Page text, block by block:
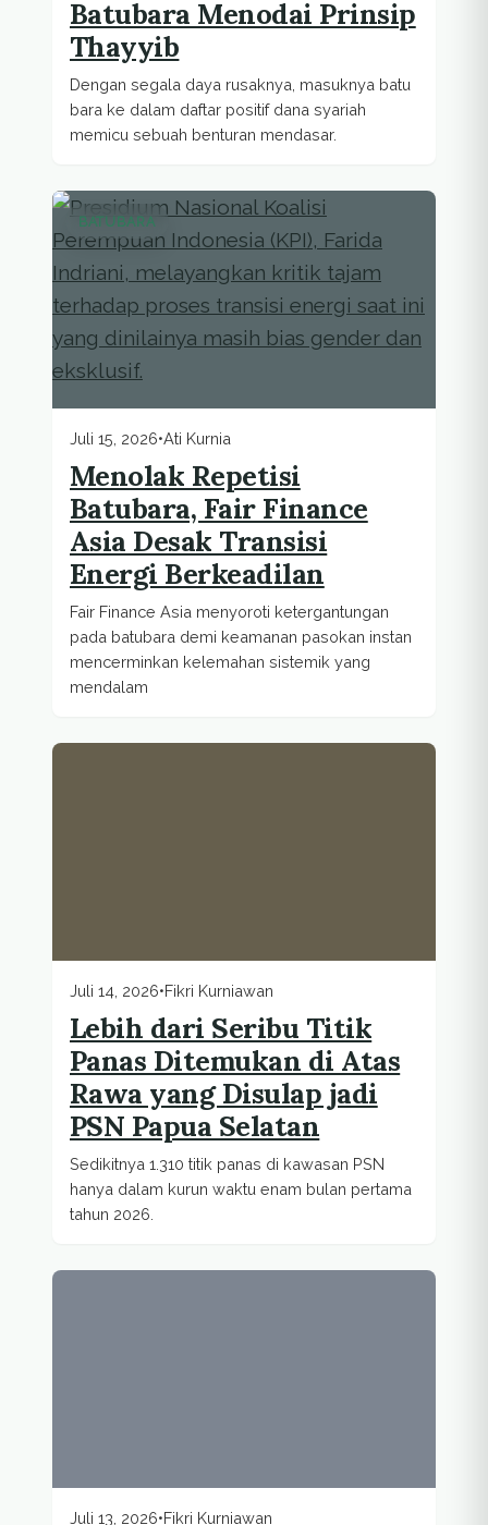
Batubara Menodai Prinsip
Thayyib
Dengan segala daya rusaknya, masuknya batu
bara ke dalam daftar positif dana syariah
memicu sebuah benturan mendasar.
BATUBARA
Juli 15, 2026•Ati Kurnia
Menolak Repetisi
Batubara, Fair Finance
Asia Desak Transisi
Energi Berkeadilan
Fair Finance Asia menyoroti ketergantungan
pada batubara demi keamanan pasokan instan
mencerminkan kelemahan sistemik yang
mendalam
Juli 14, 2026•Fikri Kurniawan
Lebih dari Seribu Titik
Panas Ditemukan di Atas
Rawa yang Disulap jadi
PSN Papua Selatan
Sedikitnya 1.310 titik panas di kawasan PSN
hanya dalam kurun waktu enam bulan pertama
tahun 2026.
Juli 13, 2026•Fikri Kurniawan